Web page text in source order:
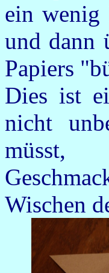
ein wenig
und dann
Papiers
Dies ist
nicht
Wischen